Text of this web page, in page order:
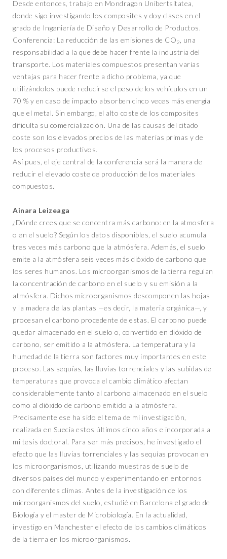
Desde entonces, trabajo en Mondragon Unibertsitatea,
donde sigo investigando los composites y doy clases en el
grado de Ingeniería de Diseño y Desarrollo de Productos.
Conferencia: La reducción de las emisiones de CO2, una
responsabilidad a la que debe hacer frente la industria del
transporte. Los materiales compuestos presentan varias
ventajas para hacer frente a dicho problema, ya que
utilizándolos puede reducirse el peso de los vehículos en un
70 % y en caso de impacto absorben cinco veces más energía
que el metal. Sin embargo, el alto coste de los composites
dificulta su comercialización. Una de las causas del citado
coste son los elevados precios de las materias primas y de
los procesos productivos.
Así pues, el eje central de la conferencia será la manera de
reducir el elevado coste de producción de los materiales
compuestos.
Ainara Leizeaga
¿Dónde crees que se concentra más carbono: en la atmosfera
o en el suelo? Según los datos disponibles, el suelo acumula
tres veces más carbono que la atmósfera. Además, el suelo
emite a la atmósfera seis veces más dióxido de carbono que
los seres humanos. Los microorganismos de la tierra regulan
la concentración de carbono en el suelo y su emisión a la
atmósfera. Dichos microorganismos descomponen las hojas
y la madera de las plantas —es decir, la materia orgánica—, y
procesan el carbono procedente de estas. El carbono puede
quedar almacenado en el suelo o, convertido en dióxido de
carbono, ser emitido a la atmósfera. La temperatura y la
humedad de la tierra son factores muy importantes en este
proceso. Las sequías, las lluvias torrenciales y las subidas de
temperaturas que provoca el cambio climático afectan
considerablemente tanto al carbono almacenado en el suelo
como al dióxido de carbono emitido a la atmósfera.
Precisamente ese ha sido el tema de mi investigación,
realizada en Suecia estos últimos cinco años e incorporada a
mi tesis doctoral. Para ser más precisos, he investigado el
efecto que las lluvias torrenciales y las sequías provocan en
los microorganismos, utilizando muestras de suelo de
diversos países del mundo y experimentando en entornos
con diferentes climas. Antes de la investigación de los
microorganismos del suelo, estudié en Barcelona el grado de
Biología y el master de Microbiología. En la actualidad,
investigo en Manchester el efecto de los cambios climáticos
de la tierra en los microorganismos.